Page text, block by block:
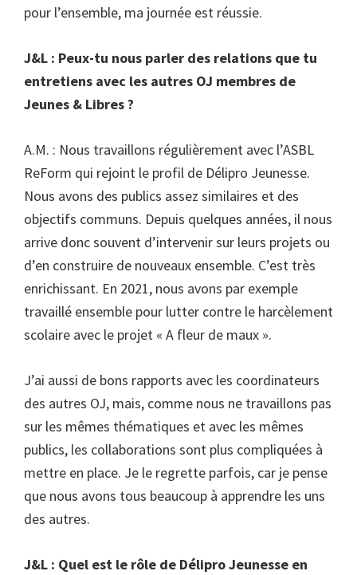
pour l’ensemble, ma journée est réussie.
J&L : Peux-tu nous parler des relations que tu
entretiens avec les autres OJ membres de
Jeunes & Libres ?
A.M. : Nous travaillons régulièrement avec l’ASBL
ReForm qui rejoint le profil de Délipro Jeunesse.
Nous avons des publics assez similaires et des
objectifs communs. Depuis quelques années, il nous
arrive donc souvent d’intervenir sur leurs projets ou
d’en construire de nouveaux ensemble. C’est très
enrichissant. En 2021, nous avons par exemple
travaillé ensemble pour lutter contre le harcèlement
scolaire avec le projet « A fleur de maux ».
J’ai aussi de bons rapports avec les coordinateurs
des autres OJ, mais, comme nous ne travaillons pas
sur les mêmes thématiques et avec les mêmes
publics, les collaborations sont plus compliquées à
mettre en place. Je le regrette parfois, car je pense
que nous avons tous beaucoup à apprendre les uns
des autres.
J&L : Quel est le rôle de Délipro Jeunesse en